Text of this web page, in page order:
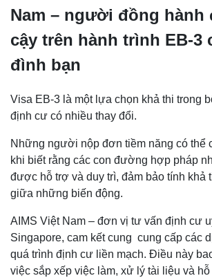
Nam – người đồng hành
cậy trên hành trình EB-3
đình bạn
Visa EB-3 là một lựa chọn khả thi trong
định cư có nhiều thay đổi.
Những người nộp đơn tiềm năng có thể
khi biết rằng các con đường hợp pháp
được hỗ trợ và duy trì, đảm bảo tính khả
giữa những biến động.
AIMS Việt Nam – đơn vị tư vấn định cư
Singapore, cam kết cung cung cấp các
quá trình định cư liền mạch. Điều này
việc sắp xếp việc làm, xử lý tài liệu và